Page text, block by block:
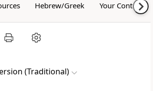
Hebrew/Greek Your Content
(Traditional)